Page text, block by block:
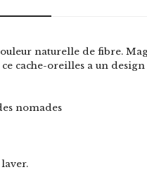
naturelle de fibre.
ce cache-oreilles a un
nomades